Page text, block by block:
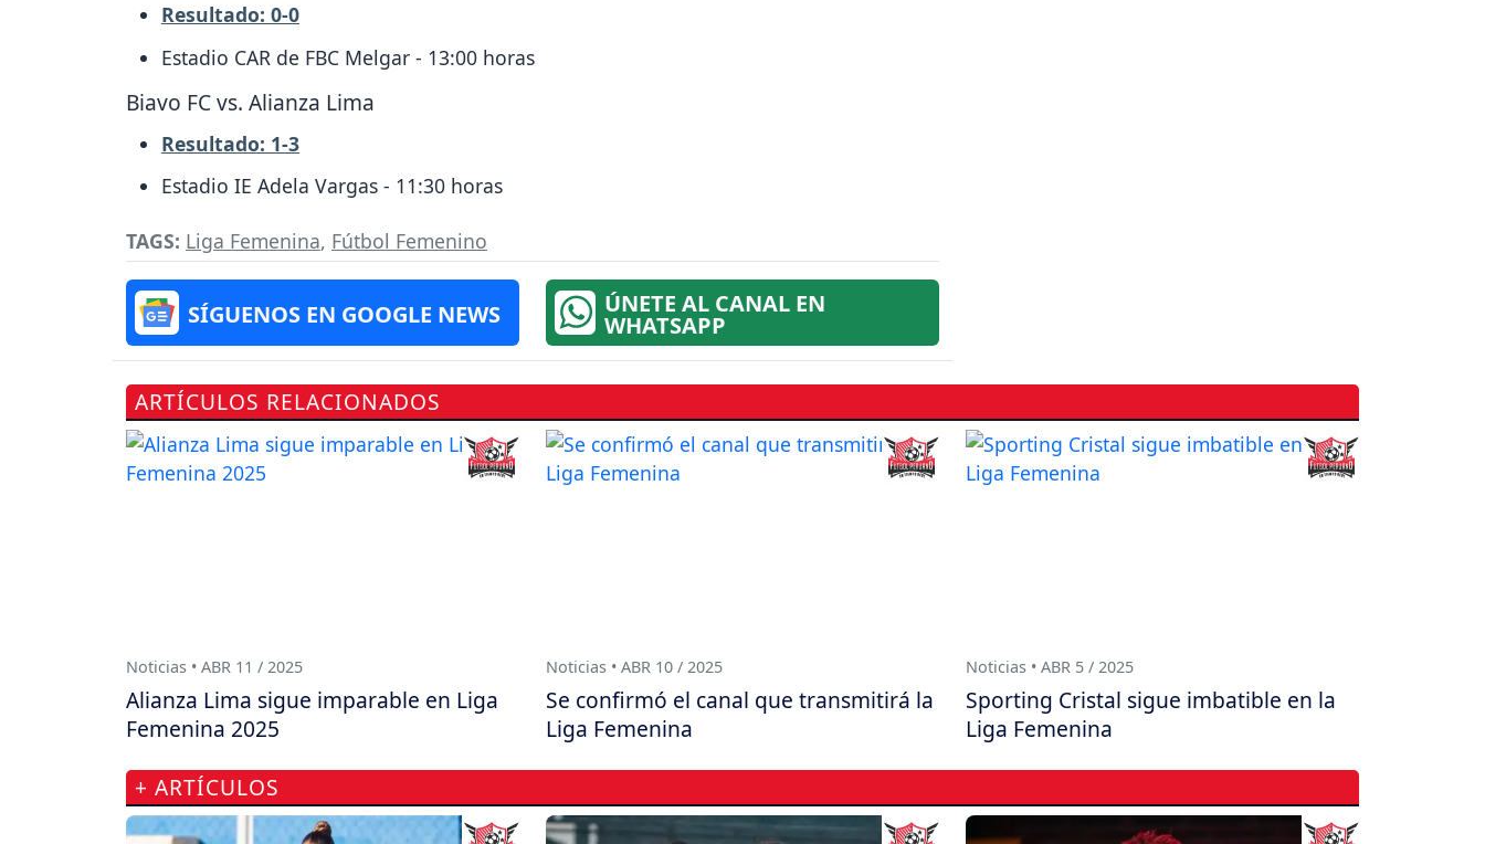
Resultado: 0-0
Estadio CAR de FBC Melgar - 13:00 horas
Biavo FC vs. Alianza Lima
Resultado: 1-3
Estadio IE Adela Vargas - 11:30 horas
TAGS: Liga Femenina, Fútbol Femenino
SÍGUENOS EN GOOGLE NEWS ÚNETE AL CANAL EN
WHATSAPP
ARTÍCULOS RELACIONADOS
Noticias • ABR 11 / 2025
Alianza Lima sigue imparable en Liga
Femenina 2025
Noticias • ABR 10 / 2025
Se confirmó el canal que transmitirá la
Liga Femenina
Noticias • ABR 5 / 2025
Sporting Cristal sigue imbatible en la
Liga Femenina
+ ARTÍCULOS